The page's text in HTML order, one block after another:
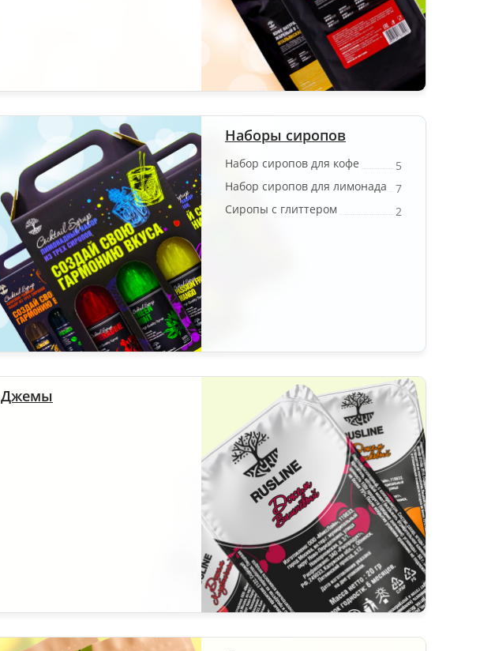
Наборы сиропов
Набор сиропов для кофе
5
Набор сиропов для лимонада
7
Сиропы с глиттером
2
Джемы